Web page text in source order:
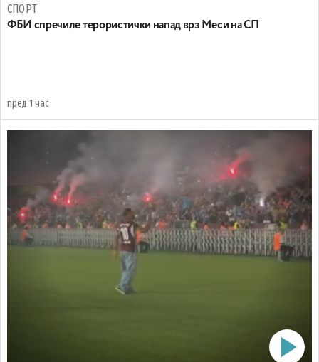
СПОРТ
ФБИ спречиле терористички напад врз Меси на СП
пред 1 час